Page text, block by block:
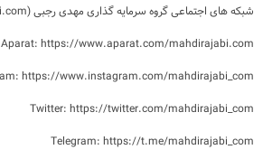
شبکه های اجتماعی گروه سرمایه گذاری مهدی رجبی (mahdirajabi.com) سر بزنید.
Aparat: https://www.aparat.com/mahdirajabi.com
https://www.instagram.com/mahdirajabi_com/
Twitter: https://twitter.com/mahdirajabi_com
Telegram: https://t.me/mahdirajabi_com